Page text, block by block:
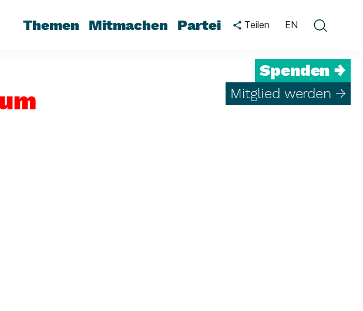
Themen Mitmachen Partei Teilen EN
Spenden →
Mitglied werden →